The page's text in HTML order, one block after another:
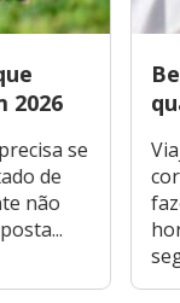
2026
se
de
não